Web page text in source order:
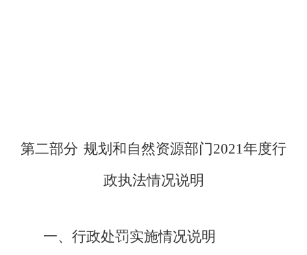
第二部分 规划和自然资源部门2021年度行
政执法情况说明
一、行政处罚实施情况说明